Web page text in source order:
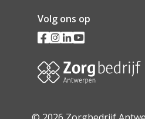
Volg ons op